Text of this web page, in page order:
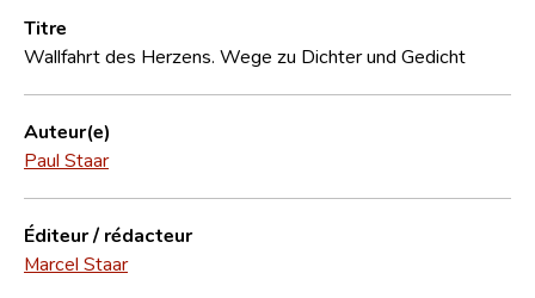
Foire aux questions
CNL
Équipe scientifique
Contact
Titre
Wallfahrt des Herzens. Wege zu Dichter und Gedicht
Auteur(e)
Paul Staar
Éditeur / rédacteur
Marcel Staar